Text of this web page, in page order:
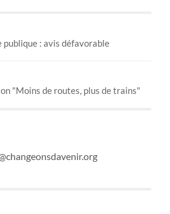
publique : avis défavorable
"Moins de routes, plus de trains"